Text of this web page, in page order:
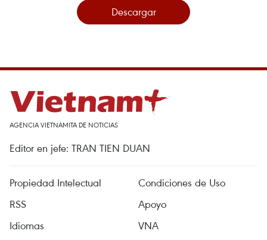
Descargar
AGENCIA VIETNAMITA DE NOTICIAS
Editor en jefe: TRAN TIEN DUAN
Propiedad Intelectual
Condiciones de Uso
RSS
Apoyo
Idiomas
VNA